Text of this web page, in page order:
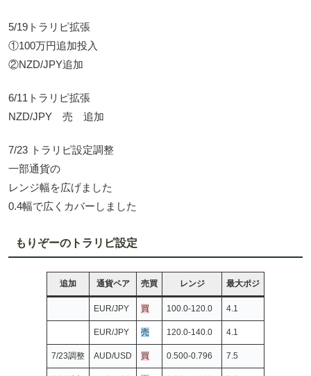
5/19トラリピ拡張
①100万円追加投入
②NZD/JPY追加
6/11トラリピ拡張
NZD/JPY 売 追加
7/23 トラリピ設定調整
一部通貨の
レンジ幅を広げました
0.4幅で広くカバーしました
もりぞーのトラリピ設定
追加 通貨ペア 売買 レンジ 最大ポジ
EUR/JPY 買 100.0-120.0 4.1
EUR/JPY 売 120.0-140.0 4.1
7/23調整 AUD/USD 買 0.500-0.796 7.5